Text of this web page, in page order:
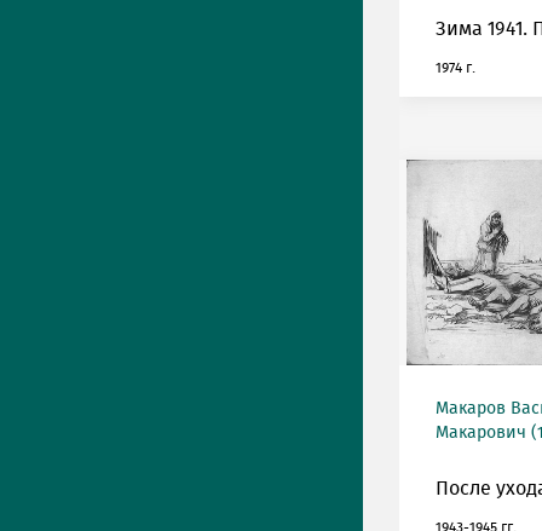
Зима 1941.
1974 г.
Макаров
Макарович
После
1943-1945 гг.